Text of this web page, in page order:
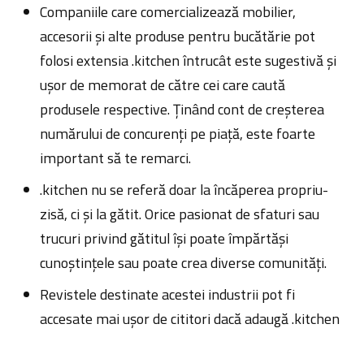
Companiile care comercializează mobilier,
accesorii și alte produse pentru bucătărie pot
folosi extensia .kitchen întrucât este sugestivă și
ușor de memorat de către cei care caută
produsele respective. Ținând cont de creșterea
numărului de concurenți pe piață, este foarte
important să te remarci.
.kitchen nu se referă doar la încăperea propriu-
zisă, ci și la gătit. Orice pasionat de sfaturi sau
trucuri privind gătitul își poate împărtăși
cunoștințele sau poate crea diverse comunități.
Revistele destinate acestei industrii pot fi
accesate mai ușor de cititori dacă adaugă .kitchen